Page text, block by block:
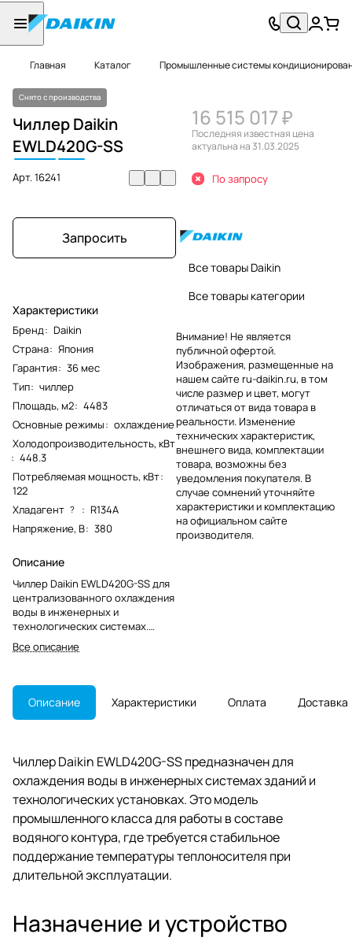
Главная Каталог Промышленные системы
Снято с производства
Чиллер Daikin
EWLD420G-SS
Арт.16241
Запросить
Характеристики
Бренд: Daikin
Страна: Япония
Гарантия: 36 мес
Тип: чиллер
Площадь, м2: 4483
Основные режимы: охлаждение
Холодопроизводительность, кВт
: 448.3
Потребляемая мощность, кВт:
122
Хладагент ? : R134A
Напряжение, В: 380
Описание
Чиллер Daikin EWLD420G-SS для
централизованного охлаждения
воды в инженерных и
технологических системах.
Модель промышленного класса,
снята с производства.
Все описание
16 515 017 ₽
Последняя известная цена
актуальна на 31.03.2025
По запросу
Все товары Daikin
Все товары категории
Внимание! Не является
публичной офертой.
Изображения, размещенные на
нашем сайте ru-daikin.ru, в том
числе размер и цвет, могут
отличаться от вида товара в
реальности. Изменение
технических характеристик,
внешнего вида, комплектации
товара, возможны без
уведомления покупателя. В
случае сомнений уточняйте
характеристики и комплектацию
на официальном сайте
производителя.
Описание Характеристики Оплата Доставка
Чиллер Daikin EWLD420G-SS предназначен для
охлаждения воды в инженерных системах зданий и
технологических установках. Это модель
промышленного класса для работы в составе
водяного контура, где требуется стабильное
поддержание температуры теплоносителя при
длительной эксплуатации.
Назначение и устройство